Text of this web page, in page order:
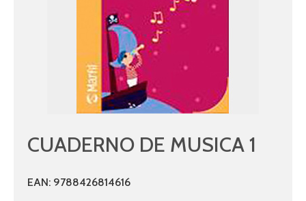
CUADERNO DE MUSICA 1
EAN: 9788426814616